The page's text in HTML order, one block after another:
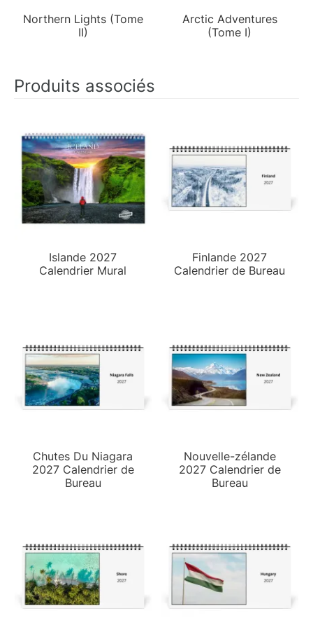
Northern Lights (Tome
II)
Arctic Adventures
(Tome I)
Produits associés
Islande 2027
Calendrier Mural
Finlande 2027
Calendrier de Bureau
Chutes Du Niagara
2027 Calendrier de
Bureau
Nouvelle-zélande
2027 Calendrier de
Bureau